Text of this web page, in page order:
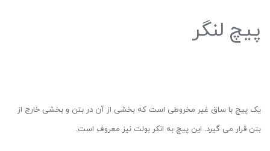
پیچ لنگر
یک پیچ با ساق غیر مخروطی است که بخشی از آن در بتن و بخشی خارج از
بتن قرار می گیرد. این پیچ به انکر بولت نیز معروف است.